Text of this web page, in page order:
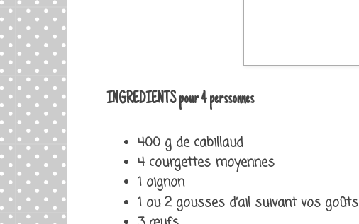
INGREDIENTS pour 4 perssonnes
400 g de cabillaud
4 courgettes moyennes
1 oignon
1 ou 2 gousses d’ail suivant vos goûts